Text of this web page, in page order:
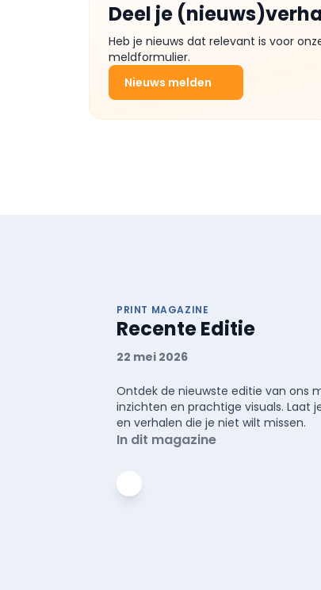
Deel je
Heb je nieuws dat relevant is voor
meldformulier.
Nieuws melden
PRINT MAGAZINE
Recente Editie
22 mei 2026
Ontdek de nieuwste editie van ons
inzichten en prachtige visuals. Laat
en verhalen die je niet wilt missen.
In dit magazine